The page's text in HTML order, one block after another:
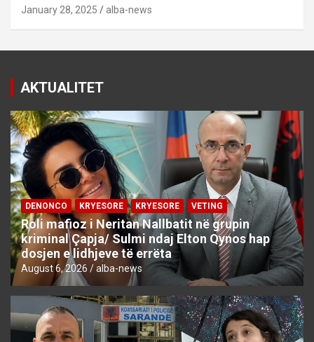
January 28, 2025 alba-news
AKTUALITET
DENONCO KRYESORE KRYESORE VETING
Roli mafioz i Neritan Nallbatit në grupin
kriminal Çapja/ Sulmi ndaj Elton Qynos hap
dosjen e lidhjeve të errëta
August 6, 2026 alba-news